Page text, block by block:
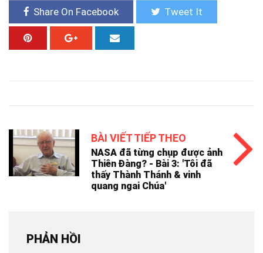
Share On Facebook Tweet It
BÀI VIẾT TIẾP THEO
NASA đã từng chụp được ảnh
Thiên Đàng? - Bài 3: 'Tôi đã
thấy Thành Thánh & vinh
quang ngai Chúa'
PHẢN HỒI